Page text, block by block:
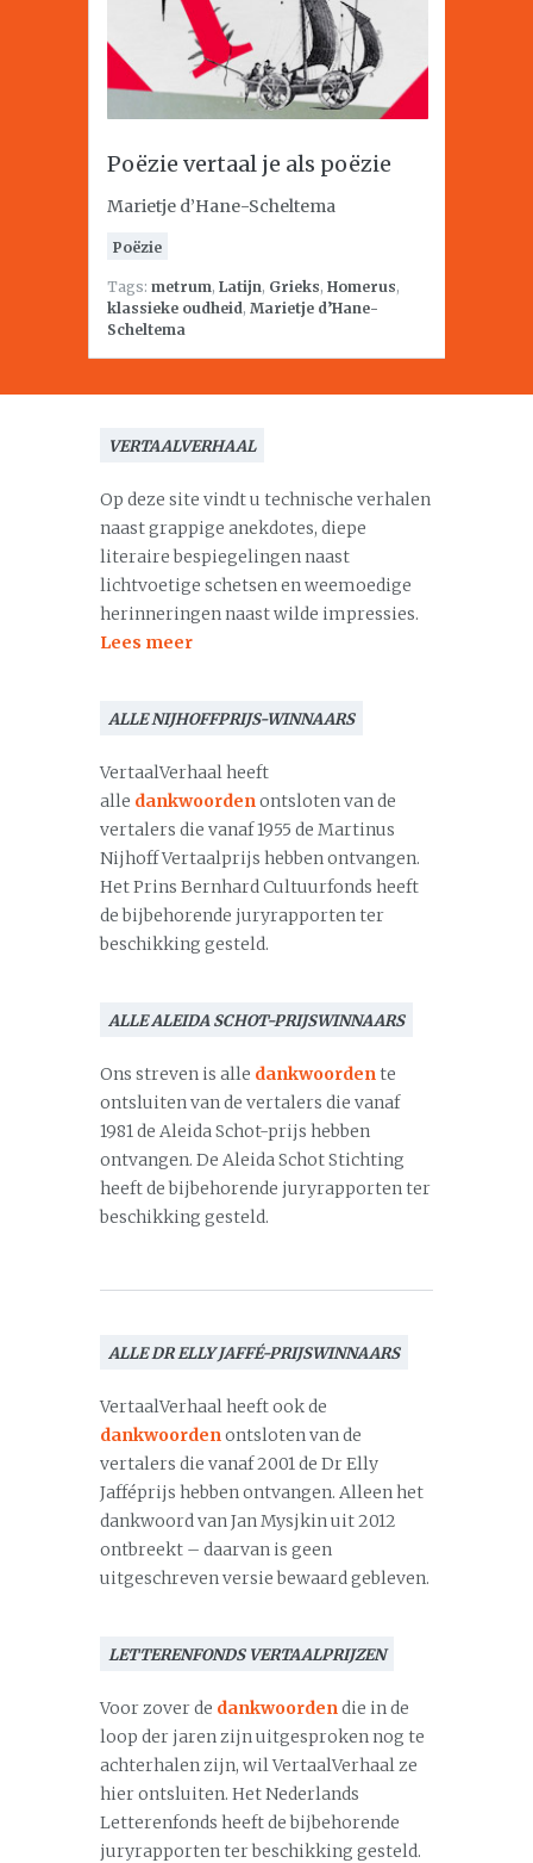
Poëzie vertaal je als poëzie
Marietje d’Hane-Scheltema
Poëzie
Tags: metrum, Latijn, Grieks, Homerus,
klassieke oudheid, Marietje d’Hane-
Scheltema
VERTAALVERHAAL
Op deze site vindt u technische verhalen
naast grappige anekdotes, diepe
literaire bespiegelingen naast
lichtvoetige schetsen en weemoedige
herinneringen naast wilde impressies.
Lees meer
ALLE NIJHOFFPRIJS-WINNAARS
VertaalVerhaal heeft
alle dankwoordenontsloten van de
vertalers die vanaf 1955 de Martinus
Nijhoff Vertaalprijs hebben ontvangen.
Het Prins Bernhard Cultuurfonds heeft
de bijbehorende juryrapporten ter
beschikking gesteld.
ALLE ALEIDA SCHOT-PRIJSWINNAARS
Ons streven is alle dankwoordente
ontsluiten van de vertalers die vanaf
1981 de Aleida Schot-prijs hebben
ontvangen. De Aleida Schot Stichting
heeft de bijbehorende juryrapporten ter
beschikking gesteld.
ALLE DR ELLY JAFFÉ-PRIJSWINNAARS
VertaalVerhaal heeft ook de
dankwoordenontsloten van de
vertalers die vanaf 2001 de Dr Elly
Jafféprijs hebben ontvangen. Alleen het
dankwoord van Jan Mysjkin uit 2012
ontbreekt – daarvan is geen
uitgeschreven versie bewaard gebleven.
LETTERENFONDS VERTAALPRIJZEN
Voor zover de dankwoordendie in de
loop der jaren zijn uitgesproken nog te
achterhalen zijn, wil VertaalVerhaal ze
hier ontsluiten. Het Nederlands
Letterenfonds heeft de bijbehorende
juryrapporten ter beschikking gesteld.